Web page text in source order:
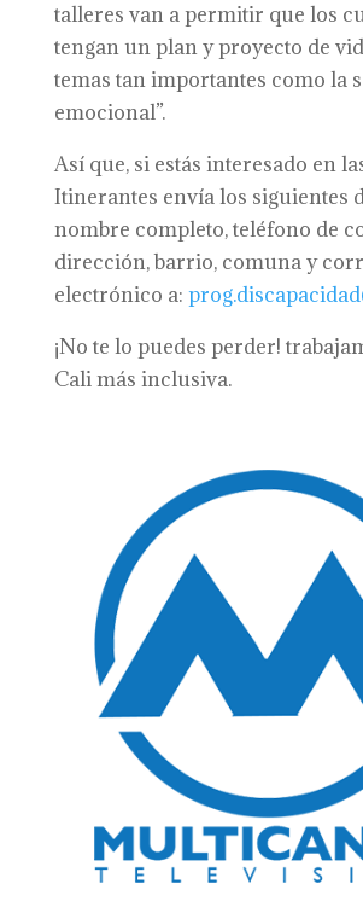
talleres van a permitir que los
tengan un plan y proyecto de
temas tan importantes como la
emocional”.
Así que, si estás interesado en
Itinerantes envía los siguientes
nombre completo, teléfono de
dirección, barrio, comuna y
electrónico a:
¡No te lo puedes perder!
Cali más inclusiva.